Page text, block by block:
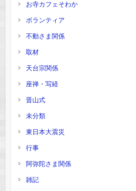
お寺カフェそわか
ボランティア
不動さま関係
取材
天台宗関係
座禅・写経
晋山式
未分類
東日本大震災
行事
阿弥陀さま関係
雑記